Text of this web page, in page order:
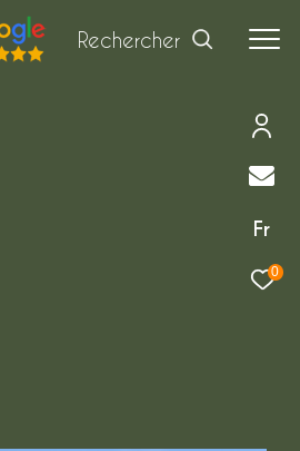
Fr
0
Rechercher